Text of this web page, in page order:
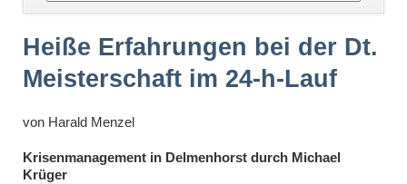
Heiße Erfahrungen bei der Dt.
Meisterschaft im 24-h-Lauf
von Harald Menzel
Krisenmanagement in Delmenhorst durch Michael
Krüger